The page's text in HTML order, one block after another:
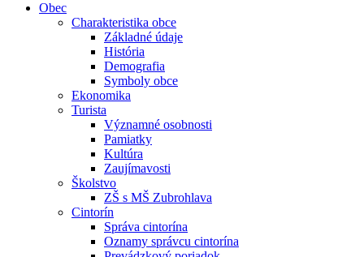
Obec
Charakteristika obce
Základné údaje
História
Demografia
Symboly obce
Ekonomika
Turista
Významné osobnosti
Pamiatky
Kultúra
Zaujímavosti
Školstvo
ZŠ s MŠ Zubrohlava
Cintorín
Správa cintorína
Oznamy správcu cintorína